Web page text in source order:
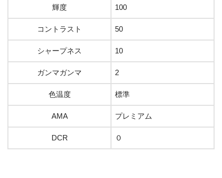
輝度 100
コントラスト 50
シャープネス 10
ガンマガンマ 2
色温度 標準
AMA プレミアム
DCR ０